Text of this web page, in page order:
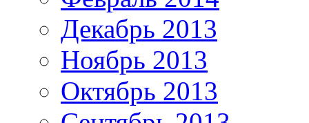
Декабрь 2013
Ноябрь 2013
Октябрь 2013